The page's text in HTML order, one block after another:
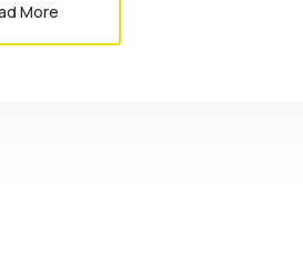
More